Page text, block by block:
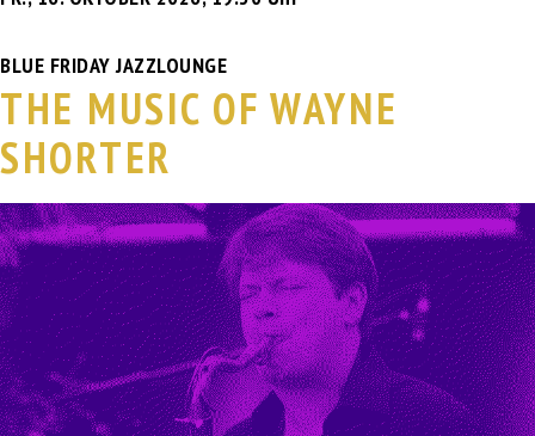
BLUE FRIDAY JAZZLOUNGE
THE MUSIC OF WAYNE
SHORTER